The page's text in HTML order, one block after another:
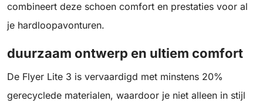
combineert deze schoen comfort en prestaties voor al
je hardloopavonturen.
duurzaam ontwerp en ultiem comfort
De Flyer Lite 3 is vervaardigd met minstens 20%
gerecyclede materialen, waardoor je niet alleen in stijl